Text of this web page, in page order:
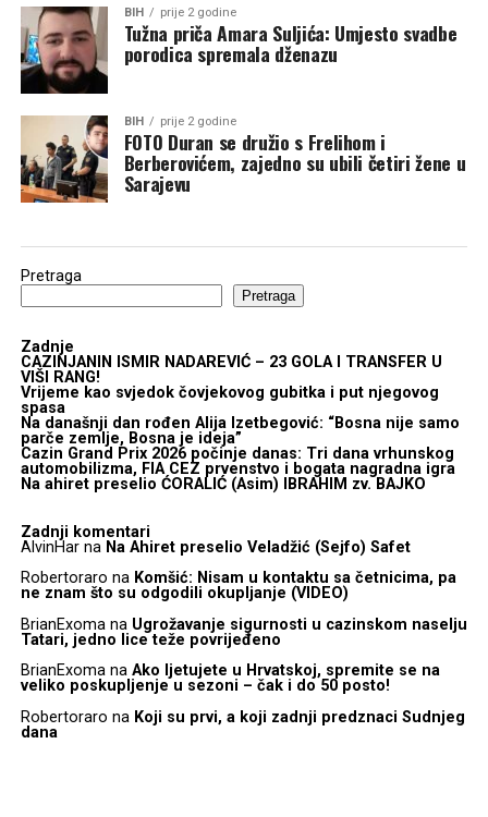
BIH prije 2 godine
Tužna priča Amara Suljića: Umjesto svadbe
porodica spremala dženazu
BIH prije 2 godine
FOTO Duran se družio s Frelihom i
Berberovićem, zajedno su ubili četiri žene u
Sarajevu
Pretraga
Pretraga
Zadnje
CAZINJANIN ISMIR NADAREVIĆ – 23 GOLA I TRANSFER U
VIŠI RANG!
Vrijeme kao svjedok čovjekovog gubitka i put njegovog
spasa
Na današnji dan rođen Alija Izetbegović: “Bosna nije samo
parče zemlje, Bosna je ideja”
Cazin Grand Prix 2026 počinje danas: Tri dana vrhunskog
automobilizma, FIA CEZ prvenstvo i bogata nagradna igra
Na ahiret preselio ĆORALIĆ (Asim) IBRAHIM zv. BAJKO
Zadnji komentari
AlvinHarna Na Ahiret preselio Veladžić (Sejfo) Safet
Robertoraro na Komšić: Nisam u kontaktu sa četnicima, pa
ne znam što su odgodili okupljanje (VIDEO)
BrianExomana Ugrožavanje sigurnosti u cazinskom naselju
Tatari, jedno lice teže povrijeđeno
BrianExomana Ako ljetujete u Hrvatskoj, spremite se na
veliko poskupljenje u sezoni – čak i do 50 posto!
Robertoraro na Koji su prvi, a koji zadnji predznaci Sudnjeg
dana